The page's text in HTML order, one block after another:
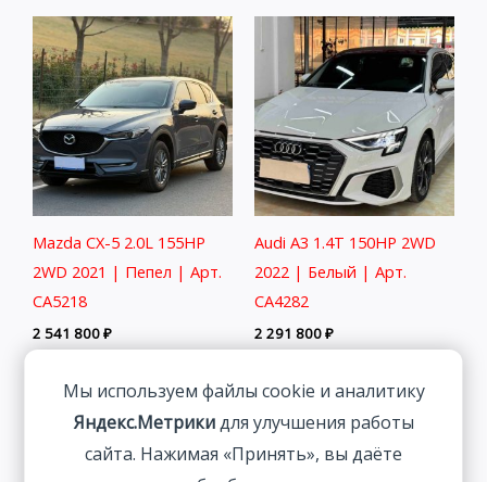
Mazda CX-5 2.0L 155HP
2WD 2021 | Пепел | Арт.
CA5218
2 541 800₽
Audi A3 1.4T 150HP 2WD
2022 | Белый | Арт.
CA4282
2 291 800₽
Мы используем файлы cookie и аналитику
Яндекс.Метрикидля улучшения работы
сайта. Нажимая «Принять», вы даёте